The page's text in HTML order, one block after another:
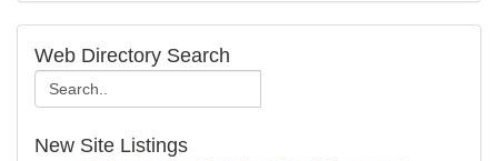
Web Directory Search
New Site Listings